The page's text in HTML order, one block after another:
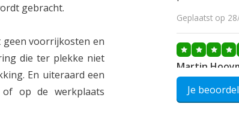
gebracht.
geen voorrijkosten en
die ter plekke niet
En uiteraard een
op de werkplaats
Geplaatst op
Martin
Geweldig
te hebben
Je